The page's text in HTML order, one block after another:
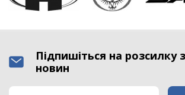
Підпишіться на розсилку
новин